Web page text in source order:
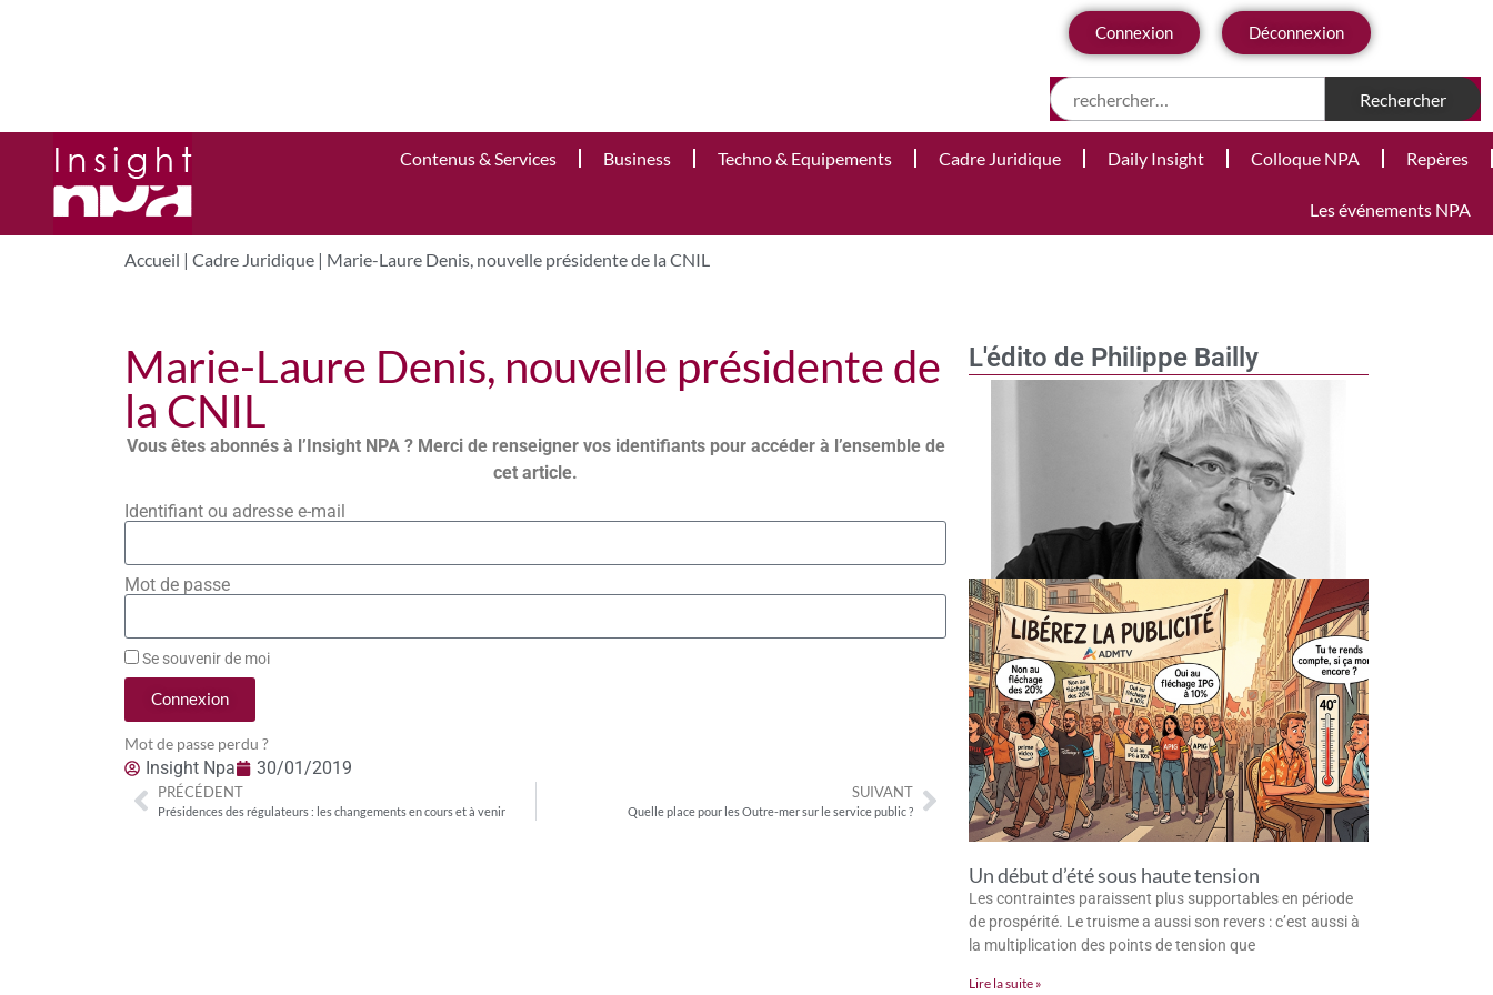
Connexion Déconnexion
Contenus & Services Business Techno & Equipements Cadre Juridique Daily Insight Colloque NPA Repères
Les événements NPA
Accueil | Cadre Juridique | Marie-Laure Denis, nouvelle présidente de la CNIL
L'édito de Philippe Bailly
Un début d’été sous haute tension
Les contraintes paraissent plus supportables en période
de prospérité. Le truisme a aussi son revers : c’est aussi à
la multiplication des points de tension que
Lire la suite »
Marie-Laure Denis, nouvelle présidente de
la CNIL
Vous êtes abonnés à l’Insight NPA ? Merci de renseigner vos identifiants pour accéder à l’ensemble de
cet article.
Identifiant ou adresse e-mail
Mot de passe
Se souvenir de moi
Connexion
Mot de passe perdu ?
Insight Npa 30/01/2019
PRÉCÉDENT
Présidences des régulateurs : les changements en cours et à venir
SUIVANT
Quelle place pour les Outre-mer sur le service public ?